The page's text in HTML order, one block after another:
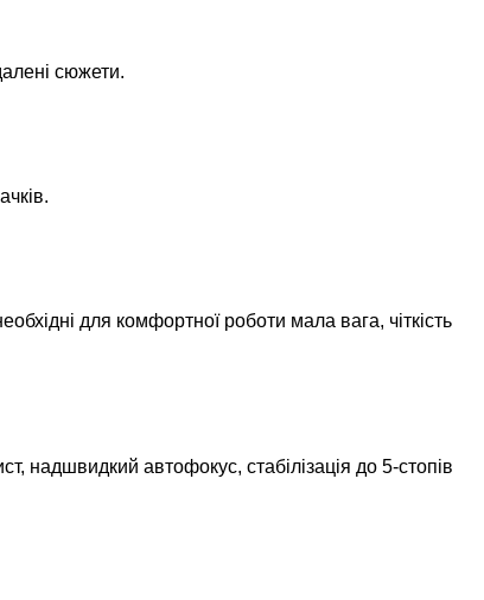
сюжети.
для комфортної роботи мала вага, чіткість
надшвидкий автофокус, стабілізація до 5-стопів